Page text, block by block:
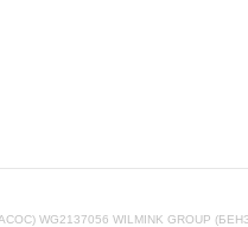
WG2137056 WILMINK GROUP